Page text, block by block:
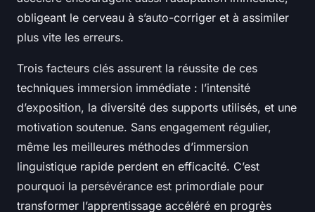
obligeant le cerveau à s’auto-corriger et à assimiler
plus vite les erreurs.
Trois facteurs clés assurent la réussite de ces
techniques immersion immédiate : l’intensité
d’exposition, la diversité des supports utilisés, et une
motivation soutenue. Sans engagement régulier,
même les meilleures méthodes d’immersion
linguistique rapide perdent en efficacité. C’est
pourquoi la persévérance est primordiale pour
transformer l’apprentissage accéléré en progrès